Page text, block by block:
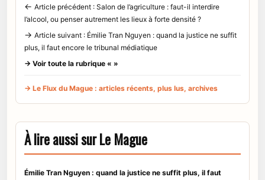
← Article précédent : Salon de l’agriculture : faut-il interdire
l’alcool, ou penser autrement les lieux à forte densité ?
→ Article suivant : Émilie Tran Nguyen : quand la justice ne suffit
plus, il faut encore le tribunal médiatique
→ Voir toute la rubrique « »
→ Le Flux du Mague : articles récents, plus lus, archives
À lire aussi sur Le Mague
Émilie Tran Nguyen : quand la justice ne suffit plus, il faut